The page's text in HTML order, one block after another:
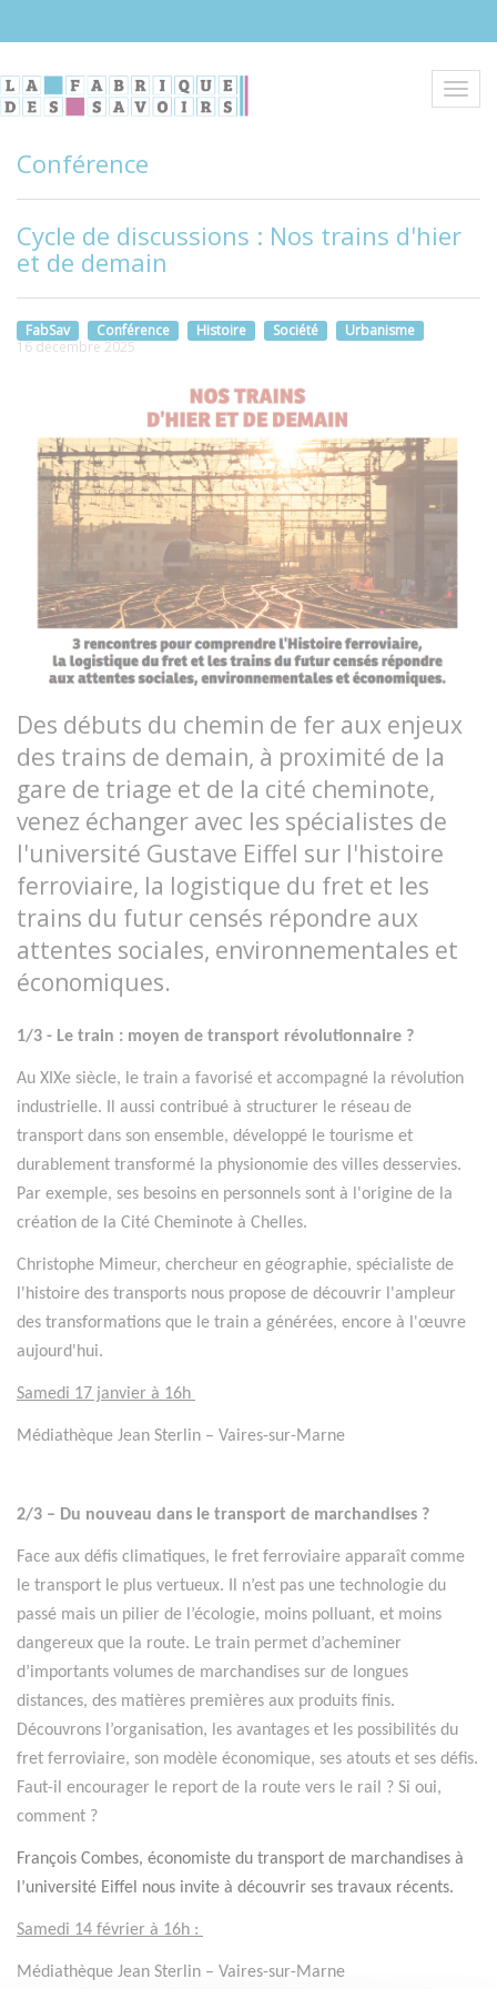
principal
Conférence
Cycle de discussions : Nos trains d'hier
et de demain
FabSav Conférence Histoire Société
Urbanisme
16 décembre 2025
Des débuts du chemin de fer aux enjeux
des trains de demain, à proximité de la
gare de triage et de la cité cheminote,
venez échanger avec les spécialistes de
l'université Gustave Eiffel sur l'histoire
ferroviaire, la logistique du fret et les
trains du futur censés répondre aux
attentes sociales, environnementales et
économiques.
1/3 - Le train : moyen de transport révolutionnaire ?
Au XIXe siècle, le train a favorisé et accompagné la révolution
industrielle. Il aussi contribué à structurer le réseau de
transport dans son ensemble, développé le tourisme et
durablement transformé la physionomie des villes desservies.
Par exemple, ses besoins en personnels sont à l'origine de la
création de la Cité Cheminote à Chelles.
Christophe Mimeur, chercheur en géographie, spécialiste de
l'histoire des transports nous propose de découvrir l'ampleur
des transformations que le train a générées, encore à l'œuvre
aujourd'hui.
Samedi 17 janvier à 16h
Médiathèque Jean Sterlin – Vaires-sur-Marne
2/3 – Du nouveau dans le transport de marchandises ?
Face aux défis climatiques, le fret ferroviaire apparaît comme
le transport le plus vertueux. Il n’est pas une technologie du
passé mais un pilier de l’écologie, moins polluant, et moins
dangereux que la route. Le train permet d’acheminer
d’importants volumes de marchandises sur de longues
distances, des matières premières aux produits finis.
Découvrons l’organisation, les avantages et les possibilités du
fret ferroviaire, son modèle économique, ses atouts et ses défis.
Faut-il encourager le report de la route vers le rail ? Si oui,
comment ?
François Combes, économiste du transport de marchandises à
l’université Eiffel nous invite à découvrir ses travaux récents.
Samedi 14 février à 16h :
Médiathèque Jean Sterlin – Vaires-sur-Marne